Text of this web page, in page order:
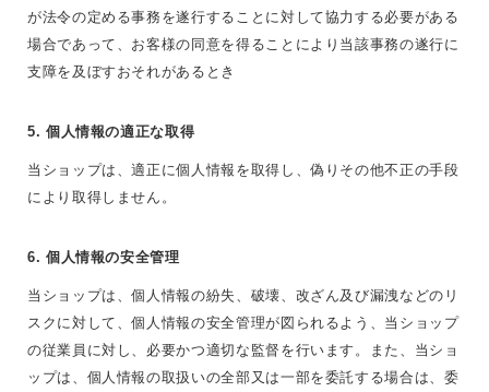
が法令の定める事務を遂行することに対して協力する必要がある
場合であって、お客様の同意を得ることにより当該事務の遂行に
支障を及ぼすおそれがあるとき
5. 個人情報の適正な取得
当ショップは、適正に個人情報を取得し、偽りその他不正の手段
により取得しません。
6. 個人情報の安全管理
当ショップは、個人情報の紛失、破壊、改ざん及び漏洩などのリ
スクに対して、個人情報の安全管理が図られるよう、当ショップ
の従業員に対し、必要かつ適切な監督を行います。また、当ショ
ップは、個人情報の取扱いの全部又は一部を委託する場合は、委